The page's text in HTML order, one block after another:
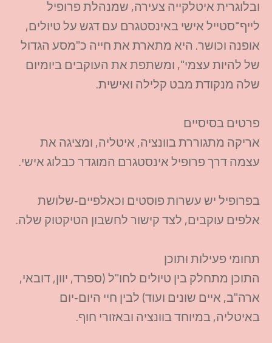
ובלוגרית איטלקייה צעירה, שמנהלת פרופיל
לייף־סטייל אישי באינסטגרם עם דגש על טיולים,
אופנה וכושר. היא מתארת את חייה כ"מסע הגדול
של להיות עצמי", ומשתפת את העוקבים ביומיום
שלה מנקודת מבט קלילה ואישית.​
פרטים בסיסיים
אריקה מתגוררת בוונציה, איטליה, ומציגה את
עצמה דרך פרופיל אינסטגרם המוגדר כבלוג אישי.​
בפרופיל יש עשרות פוסטים וכאלפיים‑שלושת
אלפים עוקבים, לצד קישור לחשבון הטיקטוק שלה.​
תחומי פעילות ותוכן
התוכן מתחלק בין טיולים לחו"ל (ספרד, יוון, דובאי,
ארה"ב, איים שונים ועוד) לבין חיי היום‑יום
באיטליה, במיוחד בוונציה ובאזורי חוף.​